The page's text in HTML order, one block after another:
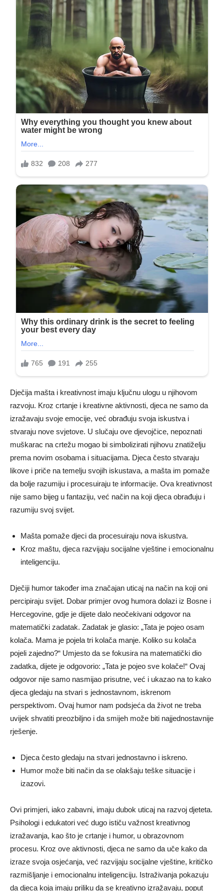
Dječija mašta i kreativnost imaju ključnu ulogu u njihovom
razvoju. Kroz crtanje i kreativne aktivnosti, djeca ne samo da
izražavaju svoje emocije, već obrađuju svoja iskustva i
stvaraju nove svjetove. U slučaju ove djevojčice, nepoznati
muškarac na crtežu mogao bi simbolizirati njihovu znatiželju
prema novim osobama i situacijama. Djeca često stvaraju
likove i priče na temelju svojih iskustava, a mašta im pomaže
da bolje razumiju i procesuiraju te informacije. Ova kreativnost
nije samo bijeg u fantaziju, već način na koji djeca obrađuju i
razumiju svoj svijet.
Mašta pomaže djeci da procesuiraju nova iskustva.
Kroz maštu, djeca razvijaju socijalne vještine i emocionalnu
inteligenciju.
Dječiji humor također ima značajan uticaj na način na koji oni
percipiraju svijet. Dobar primjer ovog humora dolazi iz Bosne i
Hercegovine, gdje je dijete dalo neočekivani odgovor na
matematički zadatak. Zadatak je glasio: „Tata je pojeo osam
kolača. Mama je pojela tri kolača manje. Koliko su kolača
pojeli zajedno?“ Umjesto da se fokusira na matematički dio
zadatka, dijete je odgovorio: „Tata je pojeo sve kolače!“ Ovaj
odgovor nije samo nasmijao prisutne, već i ukazao na to kako
djeca gledaju na stvari s jednostavnom, iskrenom
perspektivom. Ovaj humor nam podsjeća da život ne treba
uvijek shvatiti preozbiljno i da smijeh može biti najjednostavnije
rješenje.
Djeca često gledaju na stvari jednostavno i iskreno.
Humor može biti način da se olakšaju teške situacije i
izazovi.
Ovi primjeri, iako zabavni, imaju dubok uticaj na razvoj djeteta.
Psihologi i edukatori već dugo ističu važnost kreativnog
izražavanja, kao što je crtanje i humor, u obrazovnom
procesu. Kroz ove aktivnosti, djeca ne samo da uče kako da
izraze svoja osjećanja, već razvijaju socijalne vještine, kritičko
razmišljanje i emocionalnu inteligenciju. Istraživanja pokazuju
da djeca koja imaju priliku da se kreativno izražavaju, poput